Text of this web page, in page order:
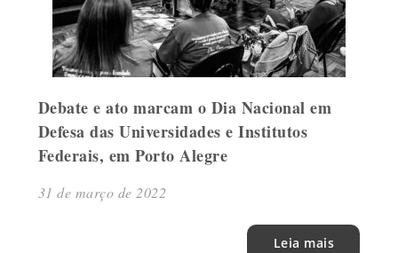
Debate e ato marcam o Dia Nacional em
Defesa das Universidades e Institutos
Federais, em Porto Alegre
31 de março de 2022
Leia mais